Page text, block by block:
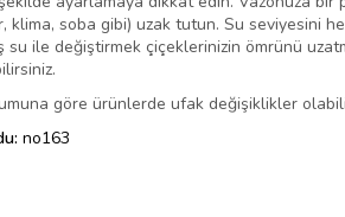
klima, soba gibi) uzak tutun. Su seviyesini
su ile değiştirmek çiçeklerinizin ömrünü
göre ürünlerde ufak değişiklikler
no163